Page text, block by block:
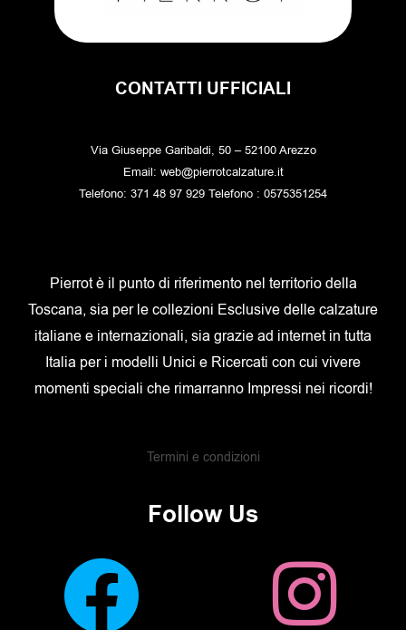
CONTATTI UFFICIALI
Via Giuseppe Garibaldi, 50 – 52100 Arezzo
Email: web@pierrotcalzature.it
Telefono: 371 48 97 929 Telefono : 0575351254
Pierrot è il punto di riferimento nel territorio della
Toscana, sia per le collezioni Esclusive delle calzature
italiane e internazionali, sia grazie ad internet in tutta
Italia per i modelli Unici e Ricercati con cui vivere
momenti speciali che rimarranno Impressi nei ricordi!
Termini e condizioni
Follow Us